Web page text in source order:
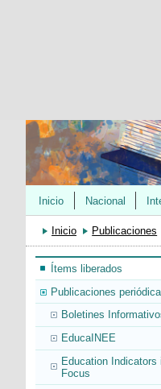
Inicio Nacional
Inicio Publicaciones
Ítems liberados
Publicaciones
Boletines
EducaINEE
Education Indicators
Focus